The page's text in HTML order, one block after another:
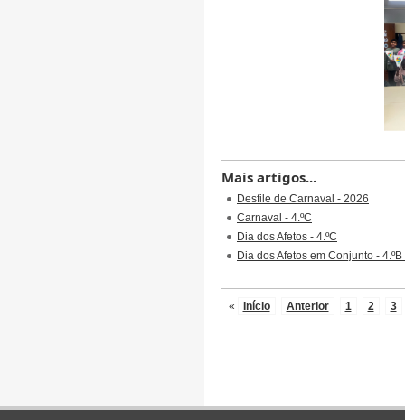
Mais artigos...
Desfile de Carnaval - 2026
Carnaval - 4.ºC
Dia dos Afetos - 4.ºC
Dia dos Afetos em Conjunto - 4.ºB
« Início Anterior 1 2 3